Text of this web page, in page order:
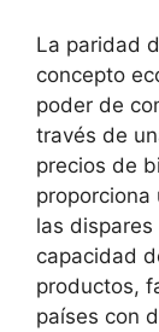
La paridad
concepto
poder de
través de
precios de
proporciona
las
capacidad
productos,
países con